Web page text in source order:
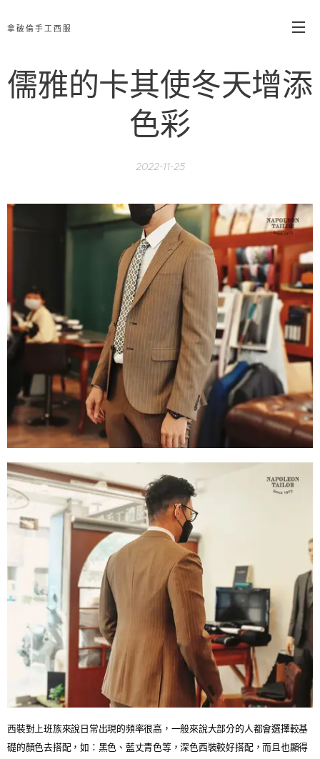
拿破倫手工西服
儒雅的卡其使冬天增添
色彩
2022-11-25
西裝對上班族來說日常出現的頻率很高，一般來說大部分的人都會選擇較基
礎的顏色去搭配，如：黑色、藍丈青色等，深色西裝較好搭配，而且也顯得